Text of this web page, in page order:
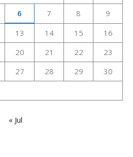
6 7 8
9
13 14 15
16
20 21 22
23
27 28 29
30
« Jul